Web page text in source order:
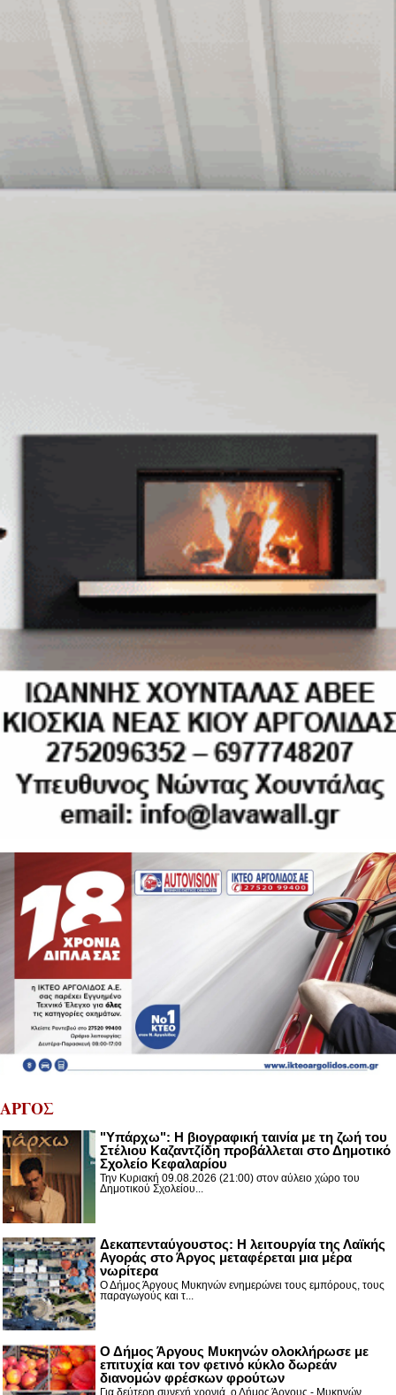
ΑΡΓΟΣ
"Υπάρχω": Η βιογραφική ταινία με τη ζωή του
Στέλιου Καζαντζίδη προβάλλεται στο Δημοτικό
Σχολείο Κεφαλαρίου
Την Κυριακή 09.08.2026 (21:00) στον αύλειο χώρο του
Δημοτικού Σχολείου...
Δεκαπενταύγουστος: H λειτουργία της Λαϊκής
Αγοράς στο Άργος μεταφέρεται μια μέρα
νωρίτερα
Ο Δήμος Άργους Μυκηνών ενημερώνει τους εμπόρους, τους
παραγωγούς και τ...
Ο Δήμος Άργους Μυκηνών ολοκλήρωσε με
επιτυχία και τον φετινό κύκλο δωρεάν
διανομών φρέσκων φρούτων